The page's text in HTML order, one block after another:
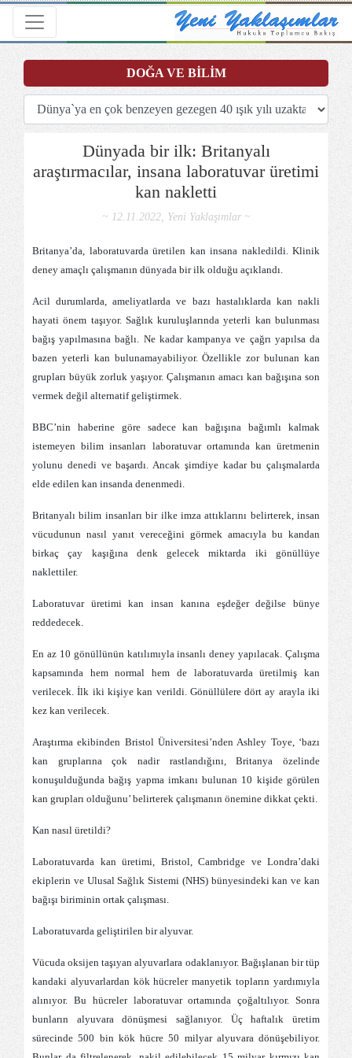
Toggle navigation
Dünyada bir ilk: Britanyalı
araştırmacılar, insana laboratuvar üretimi
kan nakletti
~ 12.11.2022, Yeni Yaklaşımlar ~
Britanya’da, laboratuvarda üretilen kan insana nakledildi. Klinik
deney amaçlı çalışmanın dünyada bir ilk olduğu açıklandı.
Acil durumlarda, ameliyatlarda ve bazı hastalıklarda kan nakli
hayati önem taşıyor. Sağlık kuruluşlarında yeterli kan bulunması
bağış yapılmasına bağlı. Ne kadar kampanya ve çağrı yapılsa da
bazen yeterli kan bulunamayabiliyor. Özellikle zor bulunan kan
grupları büyük zorluk yaşıyor. Çalışmanın amacı kan bağışına son
vermek değil alternatif geliştirmek.
BBC’nin haberine göre sadece kan bağışına bağımlı kalmak
istemeyen bilim insanları laboratuvar ortamında kan üretmenin
yolunu denedi ve başardı. Ancak şimdiye kadar bu çalışmalarda
elde edilen kan insanda denenmedi.
Britanyalı bilim insanları bir ilke imza attıklarını belirterek, insan
vücudunun nasıl yanıt vereceğini görmek amacıyla bu kandan
birkaç çay kaşığına denk gelecek miktarda iki gönüllüye
naklettiler.
Laboratuvar üretimi kan insan kanına eşdeğer değilse bünye
reddedecek.
En az 10 gönüllünün katılımıyla insanlı deney yapılacak. Çalışma
kapsamında hem normal hem de laboratuvarda üretilmiş kan
verilecek. İlk iki kişiye kan verildi. Gönüllülere dört ay arayla iki
kez kan verilecek.
Araştırma ekibinden Bristol Üniversitesi’nden Ashley Toye, ‘bazı
kan gruplarına çok nadir rastlandığını, Britanya özelinde
konuşulduğunda bağış yapma imkanı bulunan 10 kişide görülen
kan grupları olduğunu’ belirterek çalışmanın önemine dikkat çekti.
Kan nasıl üretildi?
Laboratuvarda kan üretimi, Bristol, Cambridge ve Londra’daki
ekiplerin ve Ulusal Sağlık Sistemi (NHS) bünyesindeki kan ve kan
bağışı biriminin ortak çalışması.
Laboratuvarda geliştirilen bir alyuvar.
Vücuda oksijen taşıyan alyuvarlara odaklanıyor. Bağışlanan bir tüp
kandaki alyuvarlardan kök hücreler manyetik topların yardımıyla
alınıyor. Bu hücreler laboratuvar ortamında çoğaltılıyor. Sonra
bunların alyuvara dönüşmesi sağlanıyor. Üç haftalık üretim
sürecinde 500 bin kök hücre 50 milyar alyuvara dönüşebiliyor.
DOĞA VE BİLİM